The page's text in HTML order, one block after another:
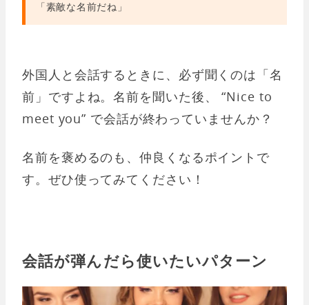
「素敵な名前だね」
外国人と会話するときに、必ず聞くのは「名
前」ですよね。名前を聞いた後、 “Nice to
meet you” で会話が終わっていませんか？
名前を褒めるのも、仲良くなるポイントで
す。ぜひ使ってみてください！
会話が弾んだら使いたいパターン